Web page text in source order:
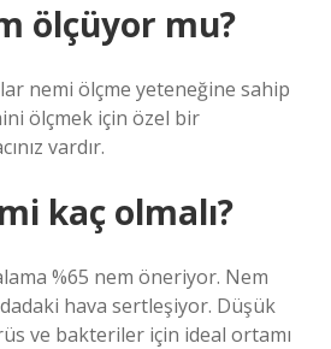
ölçüyor mu?
nemi ölçme yeteneğine sahip
ölçmek için özel bir
vardır.
kaç olmalı?
%65 nem öneriyor. Nem
hava sertleşiyor. Düşük
ve bakteriler için ideal ortamı